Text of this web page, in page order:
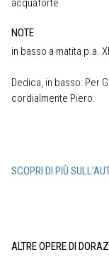
acquaforte
NOTE
in basso a matita p.a.
Dedica, in basso: Per
cordialmente Piero.
SCOPRI DI PIÙ
ALTRE OPERE DI